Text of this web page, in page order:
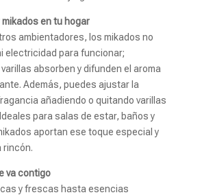
en tu hogar
ambientadores, los mikados no
electricidad para funcionar;
absorben y difunden el aroma
Además, puedes ajustar la
añadiendo o quitando varillas
para salas de estar, baños y
aportan ese toque especial y
rincón.
va contigo
y frescas hasta esencias